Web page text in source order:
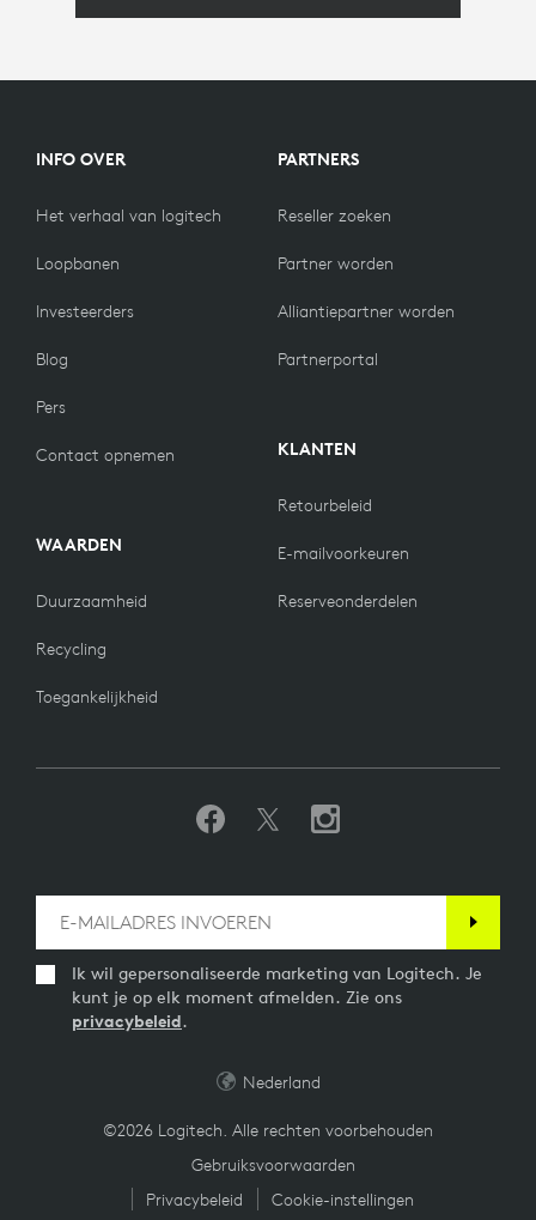
INFO OVER
Het verhaal van logitech
Loopbanen
Investeerders
Blog
Pers
Contact opnemen
WAARDEN
Duurzaamheid
Recycling
Toegankelijkheid
PARTNERS
Reseller zoeken
Partner worden
Alliantiepartner worden
Partnerportal
KLANTEN
Retourbeleid
E-mailvoorkeuren
Reserveonderdelen
Ik wil gepersonaliseerde marketing van Logitech. Je
kunt je op elk moment afmelden. Zie ons
privacybeleid.
©2026 Logitech. Alle rechten voorbehouden
Gebruiksvoorwaarden
Privacybeleid
Cookie-instellingen
Nederland